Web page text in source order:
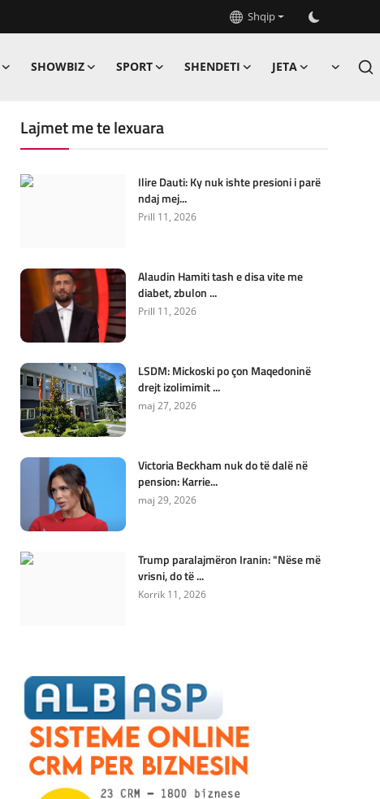
Shqip
SHOWBIZ SPORT SHENDETI JETA
Lajmet me te lexuara
Ilire Dauti: Ky nuk ishte presioni i parë
ndaj mej...
Prill 11, 2026
Alaudin Hamiti tash e disa vite me
diabet, zbulon ...
Prill 11, 2026
LSDM: Mickoski po çon Maqedoninë
drejt izolimimit ...
maj 27, 2026
Victoria Beckham nuk do të dalë në
pension: Karrie...
maj 29, 2026
Trump paralajmëron Iranin: "Nëse më
vrisni, do të ...
Korrik 11, 2026